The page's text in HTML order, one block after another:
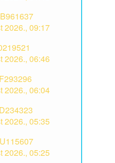
2026., 09:17
2026., 06:46
2026., 06:04
2026., 05:35
2026., 05:25